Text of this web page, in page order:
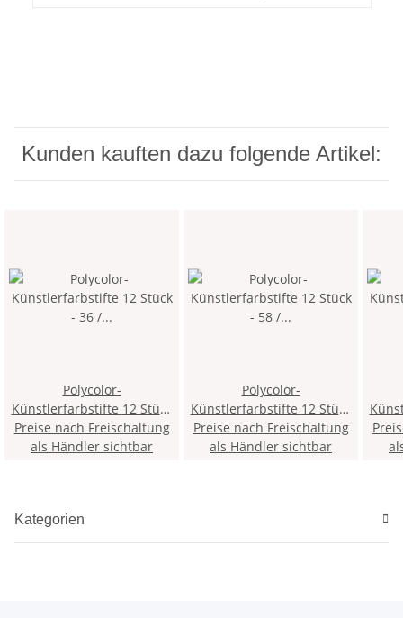
Kunden kauften dazu folgende Artikel:
Polycolor-
Künstlerfarbstifte 12 Stück
- 36 / Ivory Black -
Preise nach Freischaltung
als Händler sichtbar
Polycolor-
Künstlerfarbstifte 12 Stück
- 58 / Light Green -
Preise nach Freischaltung
als Händler sichtbar
Kategorien